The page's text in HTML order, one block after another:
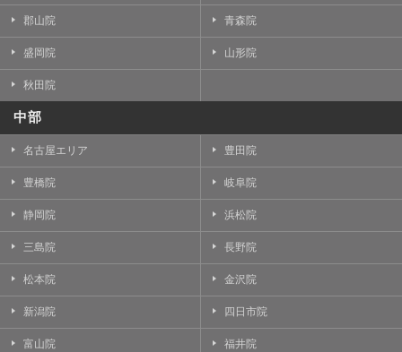
郡山院 青森院
盛岡院 山形院
秋田院
中部
名古屋エリア 豊田院
豊橋院 岐阜院
静岡院 浜松院
三島院 長野院
松本院 金沢院
新潟院 四日市院
富山院 福井院